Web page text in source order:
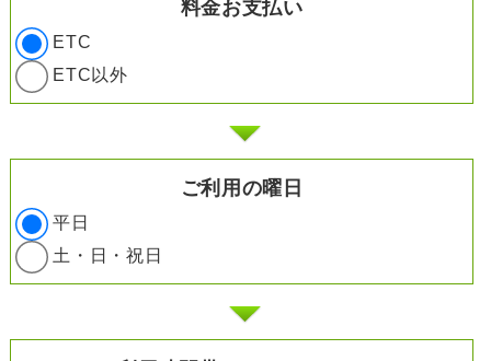
料金お支払い
ETC
ETC以外
ご利用の曜日
平日
土・日・祝日